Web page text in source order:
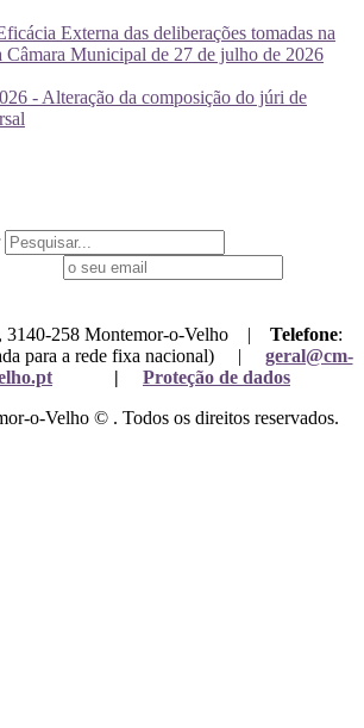
Externa das deliberações tomadas na
Câmara Municipal de 27 de julho de 2026
- Alteração da composição do júri de
3140-258 Montemor-o-Velho | Telefone:
para a rede fixa nacional) | geral@cm-
| Proteção de dados
o-Velho © . Todos os direitos reservados.